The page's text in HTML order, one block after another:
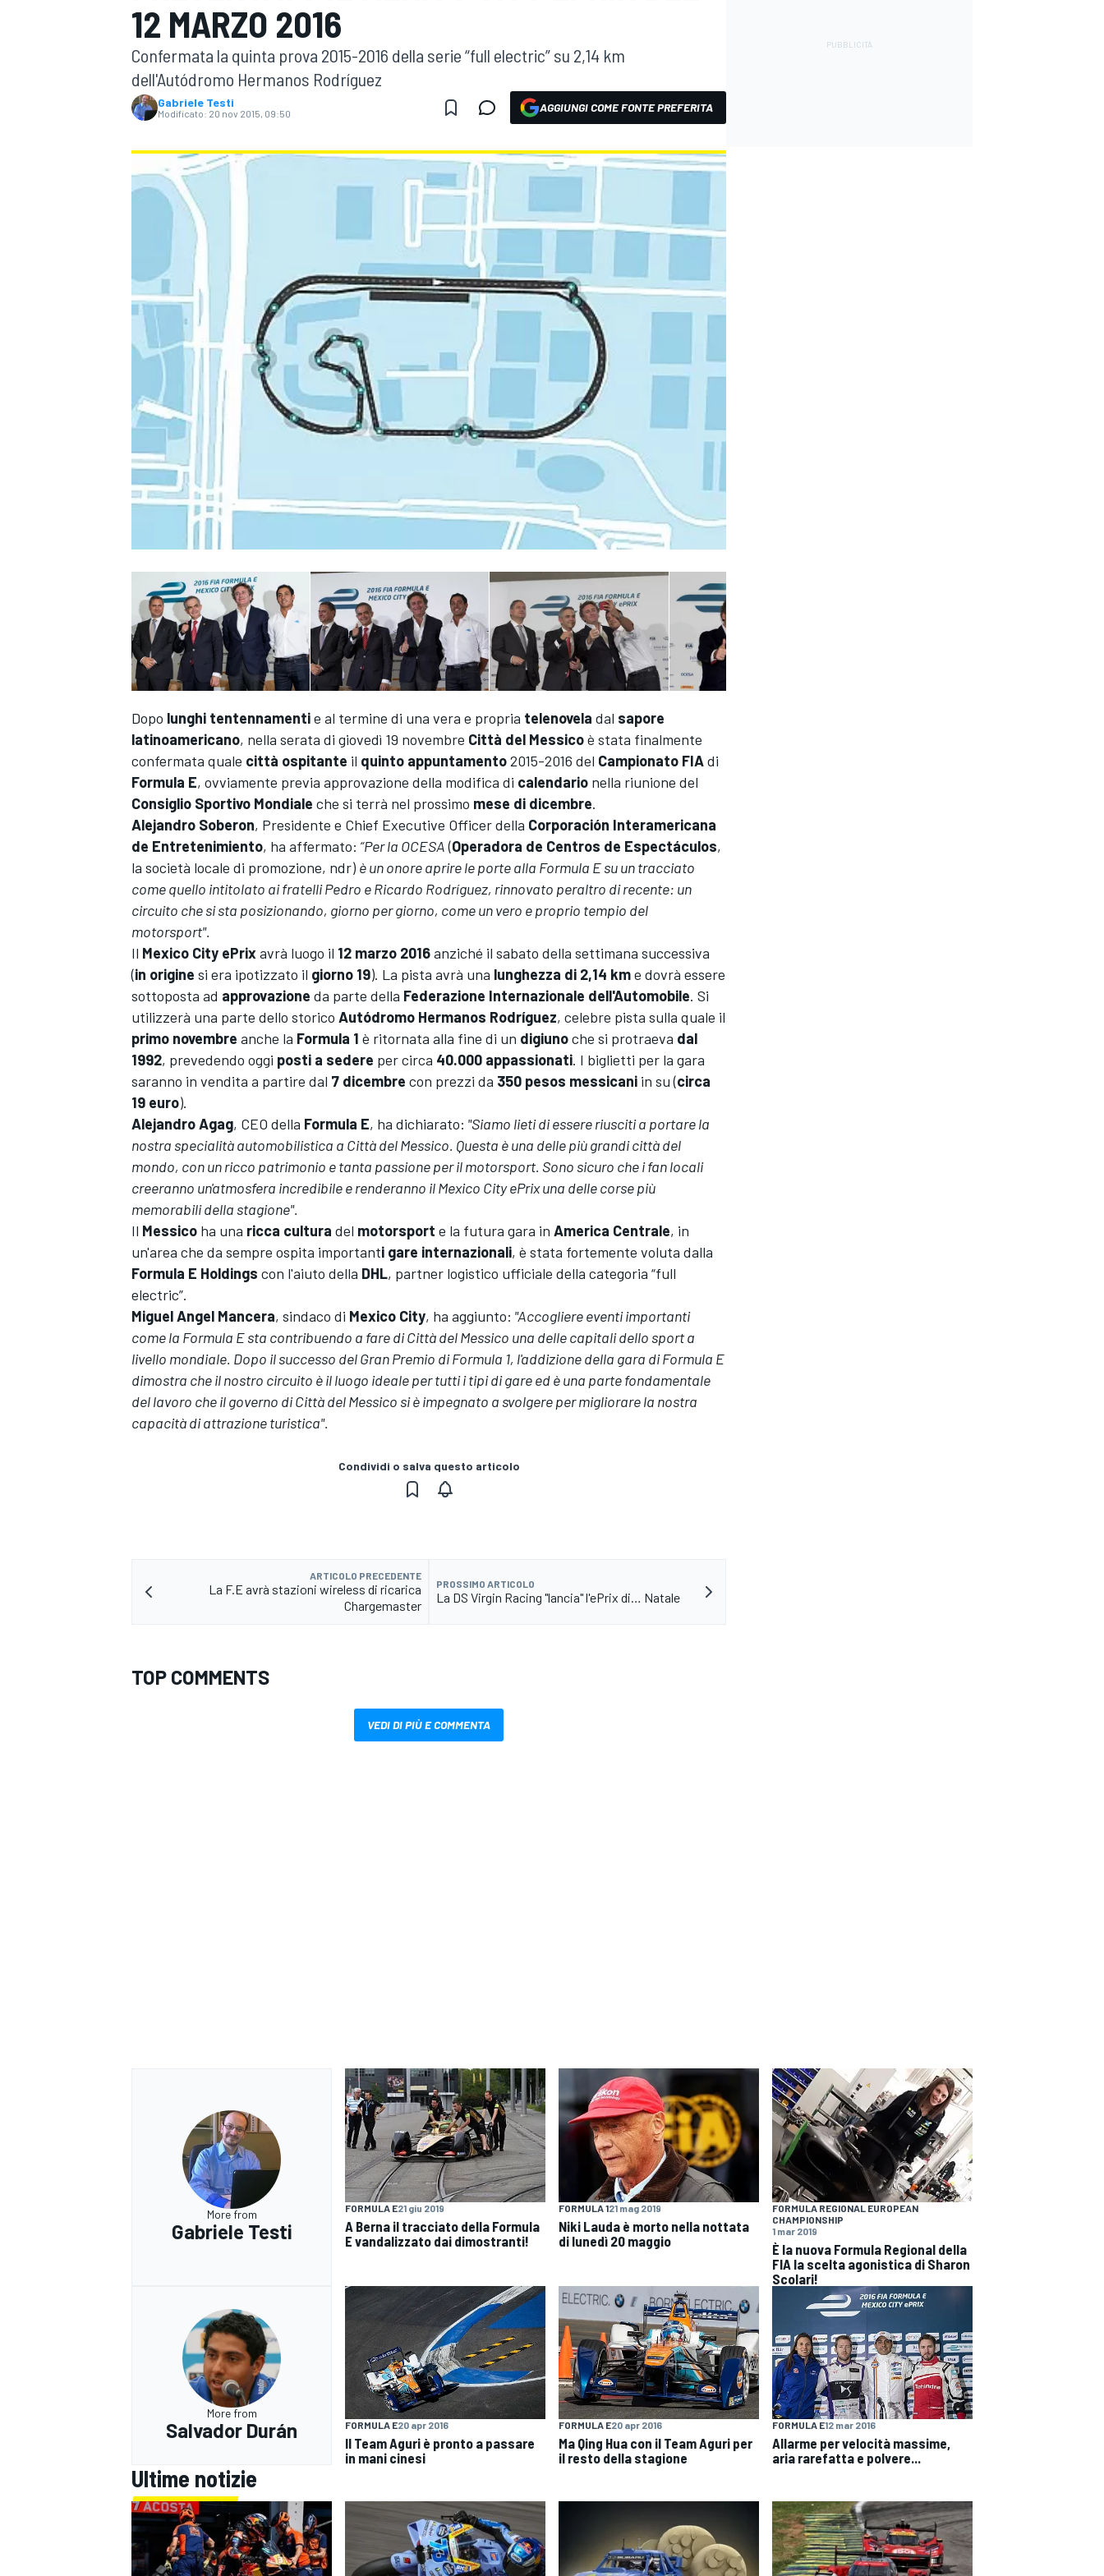
MOTOGP WEC
MONOPOSTO
ENDURANCE/GT
12 MARZO 2016
Confermata la quinta prova 2015-2016 della serie “full electric” su 2,14 km
dell'Autódromo Hermanos Rodríguez
Gabriele Testi
Modificato: 20 nov 2015, 09:50 AGGIUNGI COME FONTE PREFERITA
Dopo lunghi tentennamentie al termine di una vera e propria telenovela dal sapore
latinoamericano, nella serata di giovedì 19 novembre Città del Messicoè stata finalmente
confermata quale città ospitante il quinto appuntamento2015-2016 del Campionato FIAdi
Formula E, ovviamente previa approvazione della modifica di calendario nella riunione del
Consiglio Sportivo Mondiale che si terrà nel prossimo mese di dicembre.
Alejandro Soberon, Presidente e Chief Executive Officer della Corporación Interamericana
de Entretenimiento, ha affermato: “Per la OCESA(Operadora de Centros de Espectáculos,
la società locale di promozione, ndr) è un onore aprire le porte alla Formula E su un tracciato
come quello intitolato ai fratelli Pedro e Ricardo Rodríguez, rinnovato peraltro di recente: un
circuito che si sta posizionando, giorno per giorno, come un vero e proprio tempio del
motorsport".
Il Mexico City ePrixavrà luogo il 12 marzo 2016anziché il sabato della settimana successiva
(in origine si era ipotizzato il giorno 19). La pista avrà una lunghezza di 2,14 kme dovrà essere
sottoposta ad approvazione da parte della Federazione Internazionale dell'Automobile. Si
utilizzerà una parte dello storico Autódromo Hermanos Rodríguez, celebre pista sulla quale il
primo novembre anche la Formula 1 è ritornata alla fine di un digiunoche si protraeva dal
1992, prevedendo oggi posti a sedere per circa 40.000 appassionati. I biglietti per la gara
saranno in vendita a partire dal 7 dicembre con prezzi da 350 pesos messicani in su (circa
19 euro).
Alejandro Agag, CEO della Formula E, ha dichiarato: "Siamo lieti di essere riusciti a portare la
nostra specialità automobilistica a Città del Messico. Questa è una delle più grandi città del
mondo, con un ricco patrimonio e tanta passione per il motorsport. Sono sicuro che i fan locali
creeranno un'atmosfera incredibile e renderanno il Mexico City ePrix una delle corse più
memorabili della stagione".
Il Messico ha una ricca cultura del motorsport e la futura gara in America Centrale, in
un'area che da sempre ospita importanti gare internazionali, è stata fortemente voluta dalla
Formula E Holdings con l'aiuto della DHL, partner logistico ufficiale della categoria “full
electric”.
Miguel Angel Mancera, sindaco di Mexico City, ha aggiunto: "Accogliere eventi importanti
come la Formula E sta contribuendo a fare di Città del Messico una delle capitali dello sport a
livello mondiale. Dopo il successo del Gran Premio di Formula 1, l'addizione della gara di Formula E
dimostra che il nostro circuito è il luogo ideale per tutti i tipi di gare ed è una parte fondamentale
del lavoro che il governo di Città del Messico si è impegnato a svolgere per migliorare la nostra
capacità di attrazione turistica".
Condividi o salva questo articolo
ARTICOLO PRECEDENTE
La F.E avrà stazioni wireless di ricarica
Chargemaster
PROSSIMO ARTICOLO
La DS Virgin Racing "lancia" l'ePrix di… Natale
TOP COMMENTS
VEDI DI PIÙ E COMMENTA
More from
Gabriele Testi
FORMULA E21 giu 2019
A Berna il tracciato della Formula
E vandalizzato dai dimostranti!
FORMULA 121 mag 2019
Niki Lauda è morto nella nottata
di lunedì 20 maggio
FORMULA REGIONAL EUROPEAN
CHAMPIONSHIP
1 mar 2019
È la nuova Formula Regional della
FIA la scelta agonistica di Sharon
Scolari!
More from
Salvador Durán FORMULA E20 apr 2016
Il Team Aguri è pronto a passare
in mani cinesi
FORMULA E20 apr 2016
Ma Qing Hua con il Team Aguri per
il resto della stagione
FORMULA E12 mar 2016
Allarme per velocità massime,
aria rarefatta e polvere...
Ultime notizie